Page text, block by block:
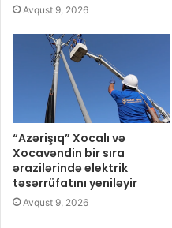
Avqust 9, 2026
“Azərişıq” Xocalı və
Xocavəndin bir sıra
ərazilərində elektrik
təsərrüfatını yeniləyir
Avqust 9, 2026